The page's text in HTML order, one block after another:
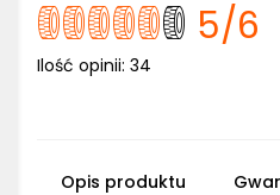
5/6
Ilość opinii: 34
Opis produktu